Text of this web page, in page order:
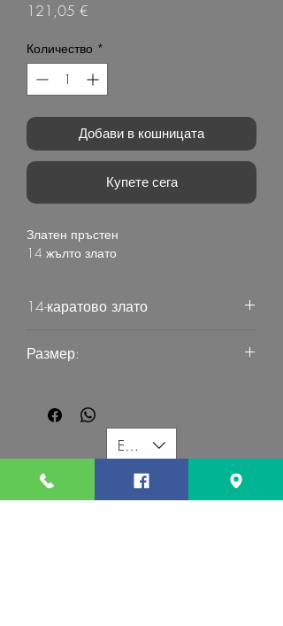
121,05 €
Количество *
Добави в кошницата
Купете сега
Златен пръстен
14 жълто злато
14-каратово злато
Размер:
EUR (€)
G MART JEWELLERY